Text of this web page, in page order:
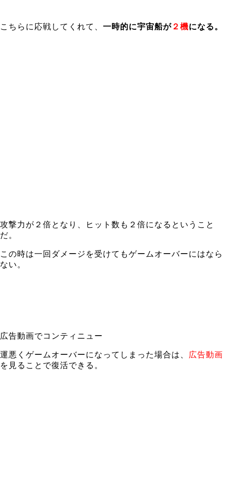
こちらに応戦してくれて、 一時的に宇宙船が ２機になる。
攻撃力が２倍となり、ヒット数も２倍になるということ
だ。
この時は一回ダメージを受けてもゲームオーバーにはなら
ない。
広告動画でコンティニュー
運悪くゲームオーバーになってしまった場合は、
広告動画
を見ることで復活できる。